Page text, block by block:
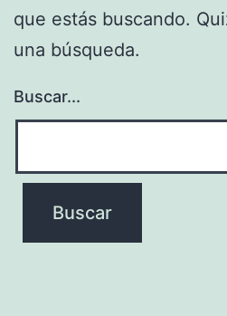
que estás buscando.
una búsqueda.
Buscar...